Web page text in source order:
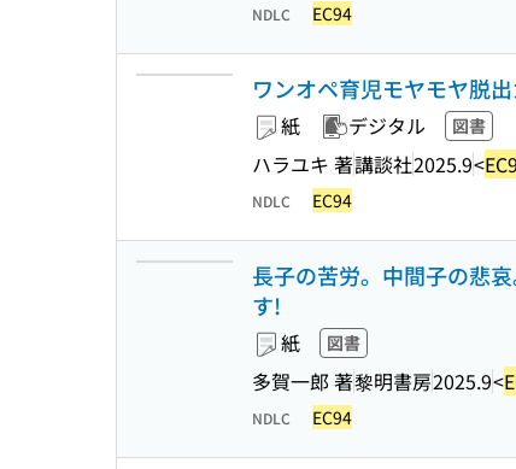
NDLC EC94
ワンオペ育児モヤモヤ脱
紙 デジタル 図書
ハラユキ 著講談社2025.9<
NDLC EC94
長子の苦労。中間子の悲
す!
紙 図書
多賀一郎 著黎明書房2025.9<
NDLC EC94